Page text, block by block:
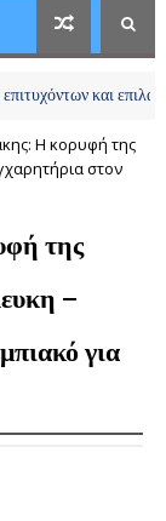
και επιλαχόντων
Η κορυφή της
στον
της
–
για